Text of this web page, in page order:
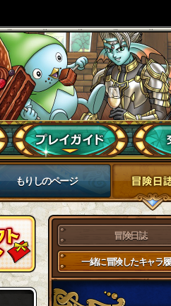
もりしのページ
冒険日誌
一緒に冒険したキャラ